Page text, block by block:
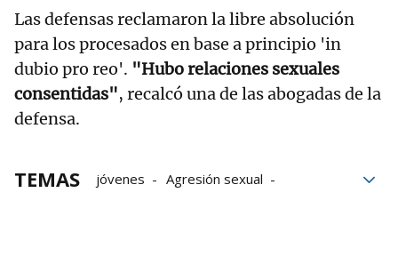
Las defensas reclamaron la libre absolución
para los procesados en base a principio 'in
dubio pro reo'. "Hubo relaciones sexuales
consentidas", recalcó una de las abogadas de la
defensa.
TEMAS jóvenes
Agresión sexual